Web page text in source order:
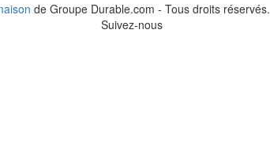
de Groupe Durable.com - Tous droits réservés.
Suivez-nous